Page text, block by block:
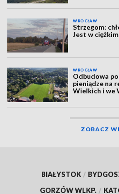
WROCŁAW
Strzegom:
Jest w
WROCŁAW
Odbudowa
pieniądze na
Wielkich i we
ZOBACZ
BIAŁYSTOK /
GORZÓW WLKP. /